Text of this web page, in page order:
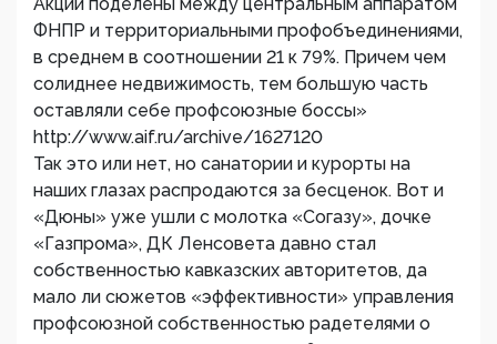
ФНПР и территориальными профобъединениями,
в среднем в соотношении 21 к 79%. Причем чем
солиднее недвижимость, тем большую часть
оставляли себе профсоюзные боссы»
http://www.aif.ru/archive/1627120
Так это или нет, но санатории и курорты на
наших глазах распродаются за бесценок. Вот и
«Дюны» уже ушли с молотка «Согазу», дочке
«Газпрома», ДК Ленсовета давно стал
собственностью кавказских авторитетов, да
мало ли сюжетов «эффективности» управления
профсоюзной собственностью радетелями о